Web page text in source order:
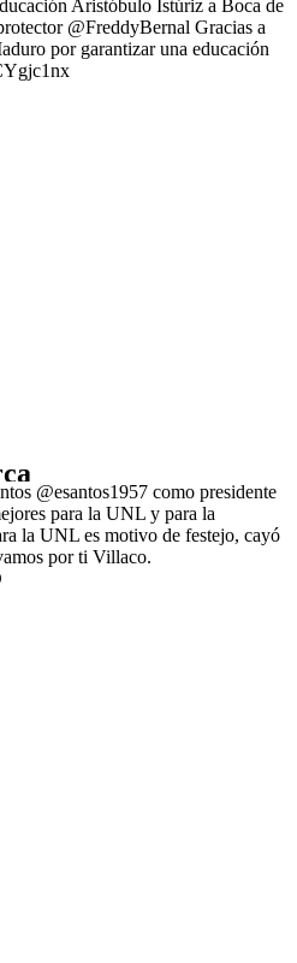
Aristóbulo Istúriz a Boca de
@FreddyBernal Gracias a
por garantizar una educación
@esantos1957 como presidente
para la UNL y para la
la UNL es motivo de festejo, cayó
por ti Villaco.